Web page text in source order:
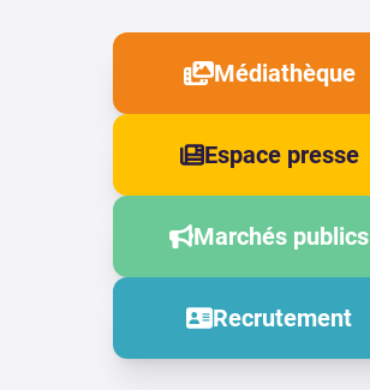
Médiathèque
Espace presse
Marchés publics
Recrutement